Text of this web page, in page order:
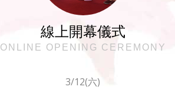
線上開幕儀式
ONLINE OPENING CEREMONY
3/12(六)